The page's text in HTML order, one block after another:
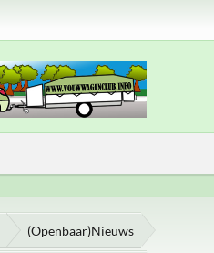
(Openbaar)Nieuws